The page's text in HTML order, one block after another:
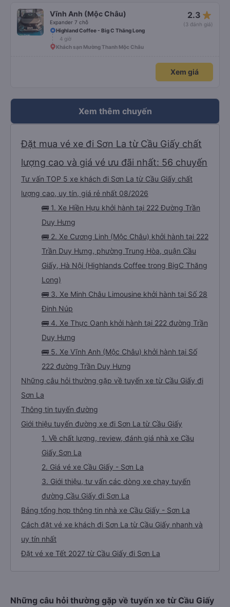
Vĩnh Anh (Mộc Châu)
Expander 7 chỗ
2.3 star_rate
(3 đánh giá)
Highland Coffee - Big C Thăng Long
4 giờ
Khách sạn Mường Thanh Mộc Châu
Xem giá
Xem thêm chuyến
Đặt mua vé xe đi Sơn La từ Cầu Giấy chất
lượng cao và giá vé ưu đãi nhất: 56 chuyến
Tư vấn TOP 5 xe khách đi Sơn La từ Cầu Giấy chất
lượng cao, uy tín, giá rẻ nhất 08/2026
🚌 1. Xe Hiền Hựu khởi hành tại 222 Đường Trần
Duy Hưng
🚌 2. Xe Cương Linh (Mộc Châu) khởi hành tại 222
Trần Duy Hưng, phường Trung Hòa, quận Cầu
Giấy, Hà Nội (Highlands Coffee trong BigC Thăng
Long)
🚌 3. Xe Minh Châu Limousine khởi hành tại Số 28
Đinh Núp
🚌 4. Xe Thực Oanh khởi hành tại 222 đường Trần
Duy Hưng
🚌 5. Xe Vĩnh Anh (Mộc Châu) khởi hành tại Số
222 đường Trần Duy Hưng
Những câu hỏi thường gặp về tuyến xe từ Cầu Giấy đi
Sơn La
Thông tin tuyến đường
Giới thiệu tuyến đường xe đi Sơn La từ Cầu Giấy
1. Về chất lượng, review, đánh giá nhà xe Cầu
Giấy Sơn La
2. Giá vé xe Cầu Giấy - Sơn La
3. Giới thiệu, tư vấn các dòng xe chạy tuyến
đường Cầu Giấy đi Sơn La
Bảng tổng hợp thông tin nhà xe Cầu Giấy - Sơn La
Cách đặt vé xe khách đi Sơn La từ Cầu Giấy nhanh và
uy tín nhất
Đặt vé xe Tết 2027 từ Cầu Giấy đi Sơn La
Những câu hỏi thường gặp về tuyến xe từ Cầu Giấy